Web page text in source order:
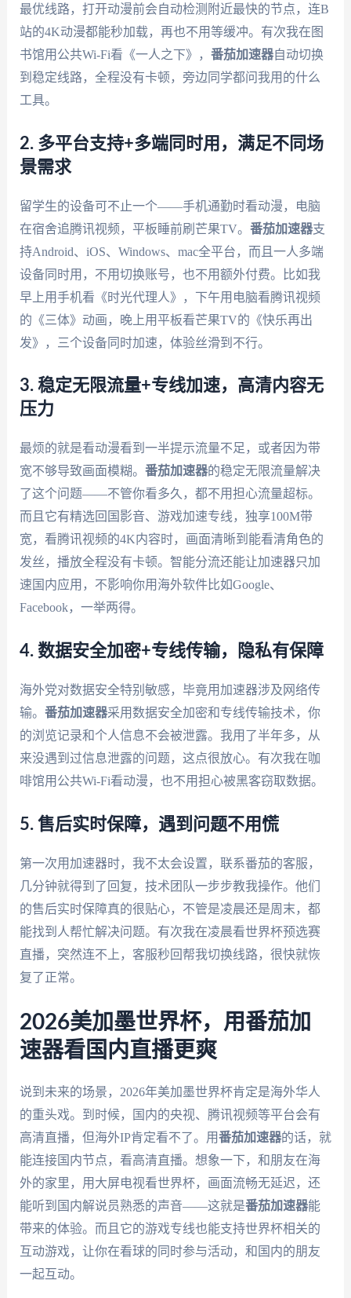
最优线路，打开动漫前会自动检测附近最快的节点，连B
站的4K动漫都能秒加载，再也不用等缓冲。有次我在图
书馆用公共Wi-Fi看《一人之下》， 番茄加速器自动切换
到稳定线路，全程没有卡顿，旁边同学都问我用的什么
工具。
2. 多平台支持+多端同时用，满足不同场
景需求
留学生的设备可不止一个——手机通勤时看动漫，电脑
在宿舍追腾讯视频，平板睡前刷芒果TV。 番茄加速器支
持Android、iOS、Windows、mac全平台，而且一人多端
设备同时用，不用切换账号，也不用额外付费。比如我
早上用手机看《时光代理人》，下午用电脑看腾讯视频
的《三体》动画，晚上用平板看芒果TV的《快乐再出
发》，三个设备同时加速，体验丝滑到不行。
3. 稳定无限流量+专线加速，高清内容无
压力
最烦的就是看动漫看到一半提示流量不足，或者因为带
宽不够导致画面模糊。 番茄加速器的稳定无限流量解决
了这个问题——不管你看多久，都不用担心流量超标。
而且它有精选回国影音、游戏加速专线，独享100M带
宽，看腾讯视频的4K内容时，画面清晰到能看清角色的
发丝，播放全程没有卡顿。智能分流还能让加速器只加
速国内应用，不影响你用海外软件比如Google、
Facebook，一举两得。
4. 数据安全加密+专线传输，隐私有保障
海外党对数据安全特别敏感，毕竟用加速器涉及网络传
输。 番茄加速器采用数据安全加密和专线传输技术，你
的浏览记录和个人信息不会被泄露。我用了半年多，从
来没遇到过信息泄露的问题，这点很放心。有次我在咖
啡馆用公共Wi-Fi看动漫，也不用担心被黑客窃取数据。
5. 售后实时保障，遇到问题不用慌
第一次用加速器时，我不太会设置，联系番茄的客服，
几分钟就得到了回复，技术团队一步步教我操作。他们
的售后实时保障真的很贴心，不管是凌晨还是周末，都
能找到人帮忙解决问题。有次我在凌晨看世界杯预选赛
直播，突然连不上，客服秒回帮我切换线路，很快就恢
复了正常。
2026美加墨世界杯，用番茄加
速器看国内直播更爽
说到未来的场景，2026年美加墨世界杯肯定是海外华人
的重头戏。到时候，国内的央视、腾讯视频等平台会有
高清直播，但海外IP肯定看不了。用番茄加速器的话，就
能连接国内节点，看高清直播。想象一下，和朋友在海
外的家里，用大屏电视看世界杯，画面流畅无延迟，还
能听到国内解说员熟悉的声音——这就是番茄加速器能
带来的体验。而且它的游戏专线也能支持世界杯相关的
互动游戏，让你在看球的同时参与活动，和国内的朋友
一起互动。